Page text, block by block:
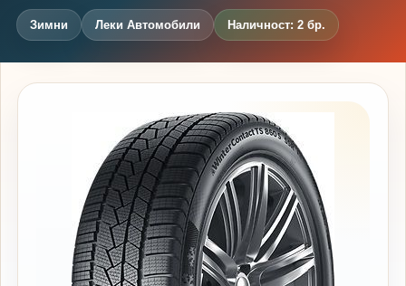
Зимни Леки Автомобили Наличност: 2 бр.